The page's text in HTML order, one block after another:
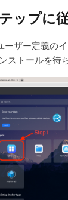
ップに
ーザー定義の
ストールを待